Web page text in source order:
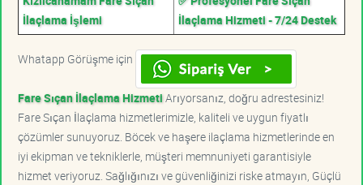
İlaçlama İşlemi
İlaçlama Hizmeti - 7/24 Destek
Whatapp Görüşme için
Fare Sıçan İlaçlama HizmetiArıyorsanız, doğru adrestesiniz!
Fare Sıçan İlaçlama hizmetlerimizle, kaliteli ve uygun fiyatlı
çözümler sunuyoruz. Böcek ve haşere ilaçlama hizmetlerinde en
iyi ekipman ve tekniklerle, müşteri memnuniyeti garantisiyle
hizmet veriyoruz. Sağlığınızı ve güvenliğinizi riske atmayın, Güçlü